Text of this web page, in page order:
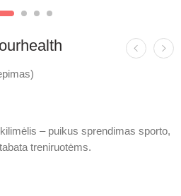
– puikus sprendimas sporto,
treniruotėms.